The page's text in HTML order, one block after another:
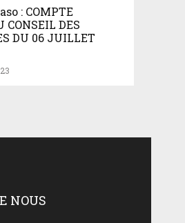
: COMPTE
CONSEIL DES
DU 06 JUILLET
NOUS